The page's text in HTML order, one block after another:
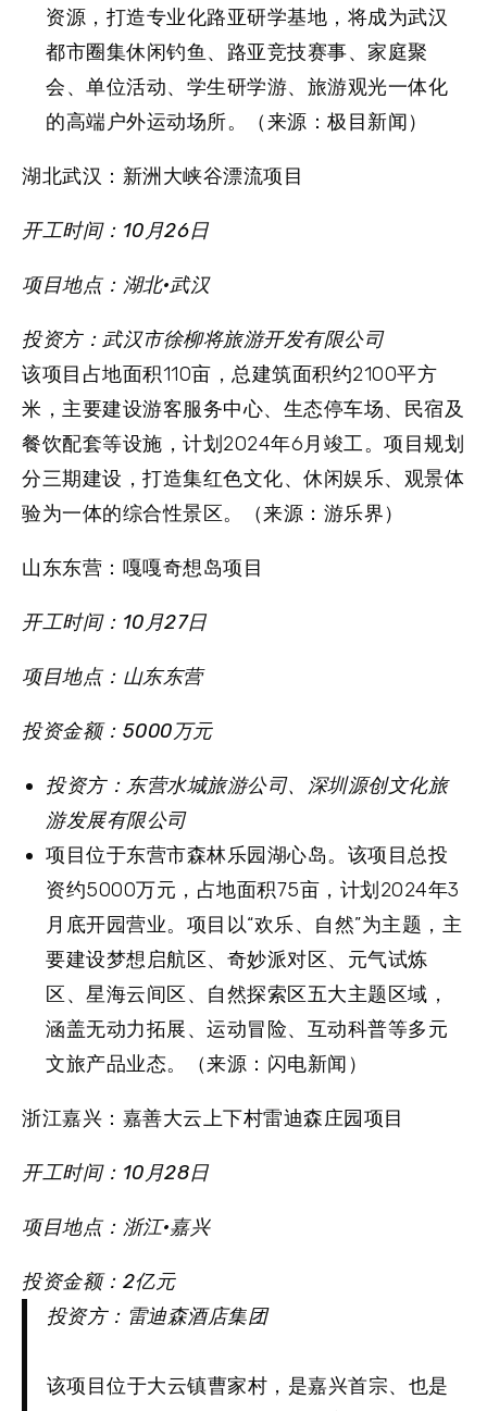
资源，打造专业化路亚研学基地，将成为武汉
都市圈集休闲钓鱼、路亚竞技赛事、家庭聚
会、单位活动、学生研学游、旅游观光一体化
的高端户外运动场所。（来源：极目新闻）
湖北武汉：新洲大峡谷漂流项目
开工时间：10月26日
项目地点：湖北·武汉
投资方：武汉市徐柳将旅游开发有限公司
该项目占地面积110亩，总建筑面积约2100平方
米，主要建设游客服务中心、生态停车场、民宿及
餐饮配套等设施，计划2024年6月竣工。项目规划
分三期建设，打造集红色文化、休闲娱乐、观景体
验为一体的综合性景区。（来源：游乐界）
山东东营：嘎嘎奇想岛项目
开工时间：10月27日
项目地点：山东东营
投资金额：5000万元
投资方：东营水城旅游公司、深圳源创文化旅
游发展有限公司
项目位于东营市森林乐园湖心岛。该项目总投
资约5000万元，占地面积75亩，计划2024年3
月底开园营业。项目以“欢乐、自然”为主题，主
要建设梦想启航区、奇妙派对区、元气试炼
区、星海云间区、自然探索区五大主题区域，
涵盖无动力拓展、运动冒险、互动科普等多元
文旅产品业态。（来源：闪电新闻）
浙江嘉兴：嘉善大云上下村雷迪森庄园项目
开工时间：10月28日
项目地点：浙江·嘉兴
投资金额：2亿元
投资方：雷迪森酒店集团
该项目位于大云镇曹家村，是嘉兴首宗、也是